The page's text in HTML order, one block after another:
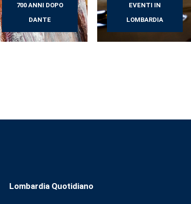
700 ANNI DOPO
DANTE
EVENTI IN
LOMBARDIA
Lombardia Quotidiano